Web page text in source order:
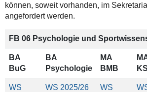
können, soweit vorhanden, im
angefordert werden.
FB 06 Psychologie und
BA
BuG
BA
Psychologie
MA
BMB
WS
WS 2025/26
WS